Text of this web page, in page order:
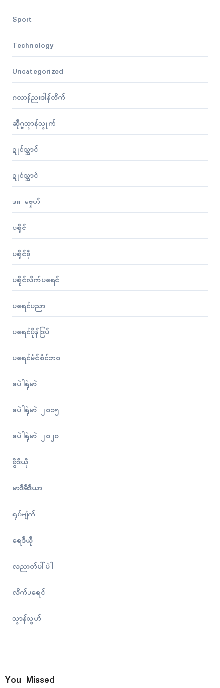
Sport
Technology
Uncategorized
ဂလာန်ညးဒါန်လိက်
ဆဵုဂ္ဗသၟာန်သၟုက်
ဍုၚ်သ္အာၚ်
ဍုၚ်သ္အာၚ်
ဒး၊ ဗၠေတ်
ပရိုၚ်
ပရိုၚ်ဗီု
ပရိုၚ်လိက်ပရေၚ်
ပရေၚ်ပညာ
ပရေၚ်ပိုန်ဒြပ်
ပရေၚ်မံၚ်စံၚ်ဘဝ
ပေဲါရုဲမာဲ
ပေဲါရုဲမာဲ ၂၀၁၅
ပေဲါရုဲမာဲ ၂၀၂၀
ဗွဳဒဳယဵု
မာဒဳမဳဒဳယာ
ရုပ်ဗျံက်
ရေဒဳယဵု
လညာတ်ပါ်ပဲါ
လိက်ပရေၚ်
သၟာန်သွဟ်
You Missed